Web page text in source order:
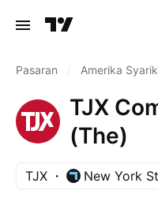
Pasaran Amerika
TJX
(The)
TJX New York